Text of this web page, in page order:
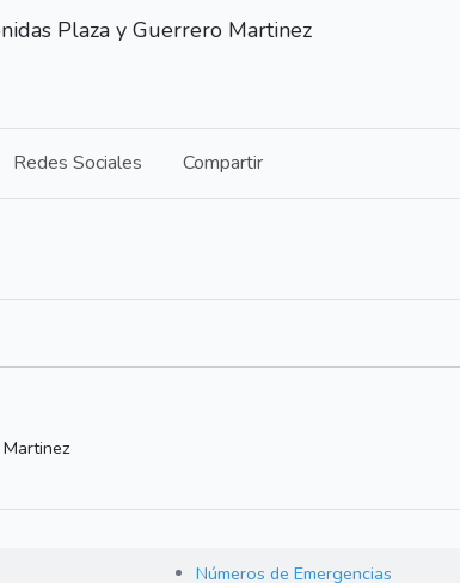
Plaza y Guerrero Martinez
Redes Sociales Compartir
Números de Emergencias